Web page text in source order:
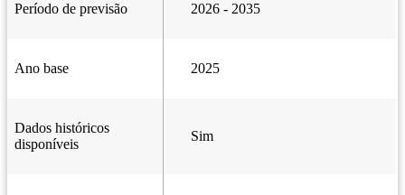
Período de previsão 2026 - 2035
Ano base 2025
Dados históricos
disponíveis
Sim